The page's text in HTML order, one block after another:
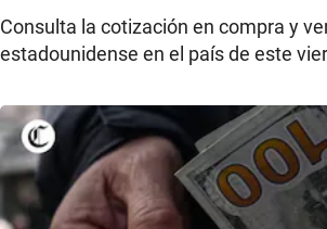
Consulta la cotización en compra y
estadounidense en el país de este